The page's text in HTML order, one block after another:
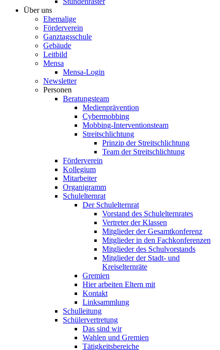
Über uns
Ehemalige
Förderverein
Ganztagsschule
Gebäude
Leitbild
Mensa
Mensa-Login
Newsletter
Personen
Beratungsteam
Medienprävention
Cybermobbing
Mobbing-Interventionsteam
Streitschlichtung
Prinzip der Streitschlichtung
Team der Streitschlichtung
Förderverein
Kollegium
Mitarbeiter
Organigramm
Schulelternrat
Der Schulelternrat
Vorstand des Schulelternrates
Vertreter der Klassen
Mitglieder der Gesamtkonferenz
Mitglieder in den Fachkonferenzen
Mitglieder des Schulvorstands
Mitglieder der Stadt- und
Kreiselternräte
Gremien
Hier arbeiten Eltern mit
Kontakt
Linksammlung
Schulleitung
Schülervertretung
Das sind wir
Wahlen und Gremien
Tätigkeitsbereiche